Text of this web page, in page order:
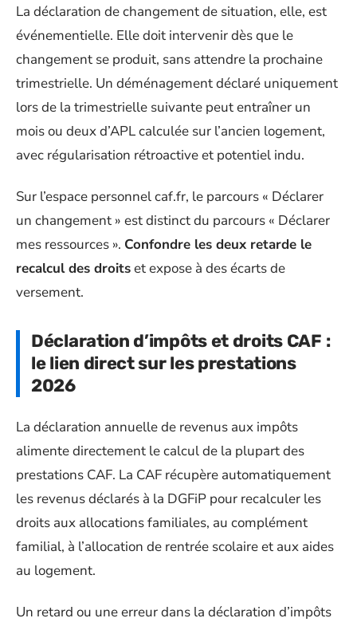
La déclaration de changement de situation, elle, est
événementielle. Elle doit intervenir dès que le
changement se produit, sans attendre la prochaine
trimestrielle. Un déménagement déclaré uniquement
lors de la trimestrielle suivante peut entraîner un
mois ou deux d’APL calculée sur l’ancien logement,
avec régularisation rétroactive et potentiel indu.
Sur l’espace personnel caf.fr, le parcours « Déclarer
un changement » est distinct du parcours « Déclarer
mes ressources ». Confondre les deux retarde le
recalcul des droitset expose à des écarts de
versement.
Déclaration d’impôts et droits CAF :
le lien direct sur les prestations
2026
La déclaration annuelle de revenus aux impôts
alimente directement le calcul de la plupart des
prestations CAF. La CAF récupère automatiquement
les revenus déclarés à la DGFiP pour recalculer les
droits aux allocations familiales, au complément
familial, à l’allocation de rentrée scolaire et aux aides
au logement.
Un retard ou une erreur dans la déclaration d’impôts